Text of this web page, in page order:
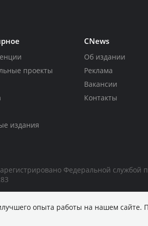
проекты
издания
CNews
Об издании
Реклама
Вакансии
Контакты
Федеральной
опыта работы на нашем сайте.